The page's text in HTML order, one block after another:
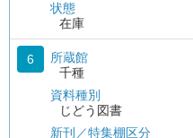
状態
在庫
6
所蔵館
千種
資料種別
じどう図書
新刊／特集棚区分